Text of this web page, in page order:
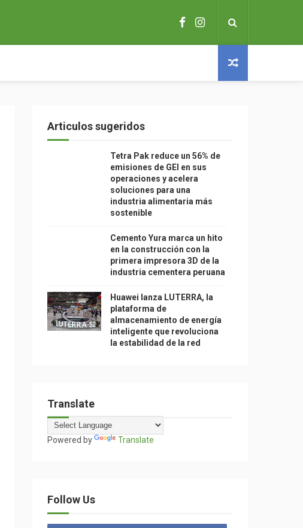
Articulos sugeridos
Tetra Pak reduce un 56% de
emisiones de GEI en sus
operaciones y acelera
soluciones para una
industria alimentaria más
sostenible
Cemento Yura marca un hito
en la construcción con la
primera impresora 3D de la
industria cementera peruana
Huawei lanza LUTERRA, la
plataforma de
almacenamiento de energía
inteligente que revoluciona
la estabilidad de la red
Translate
Powered by Translate
Follow Us